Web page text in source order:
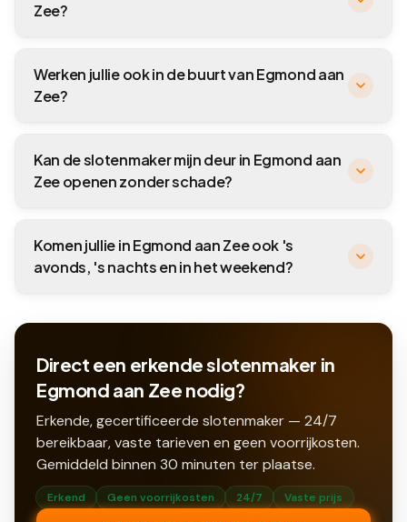
Zee?
Werken jullie ook in de buurt van Egmond aan
Zee?
Kan de slotenmaker mijn deur in Egmond aan
Zee openen zonder schade?
Komen jullie in Egmond aan Zee ook 's
avonds, 's nachts en in het weekend?
Direct een erkende slotenmaker in
Egmond aan Zee nodig?
Erkende, gecertificeerde slotenmaker — 24/7
bereikbaar, vaste tarieven en geen voorrijkosten.
Gemiddeld binnen 30 minuten ter plaatse.
Erkend Geen voorrijkosten 24/7 Vaste prijs